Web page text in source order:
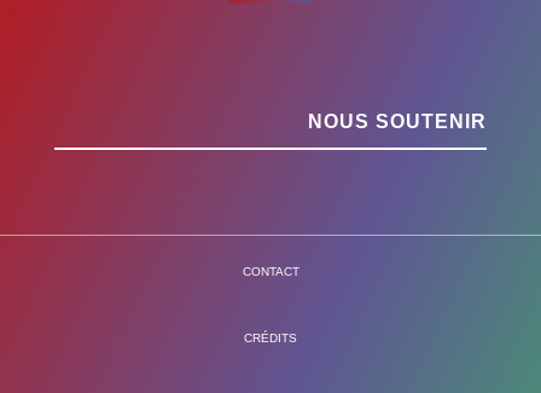
NOUS SOUTENIR
CONTACT
CRÉDITS